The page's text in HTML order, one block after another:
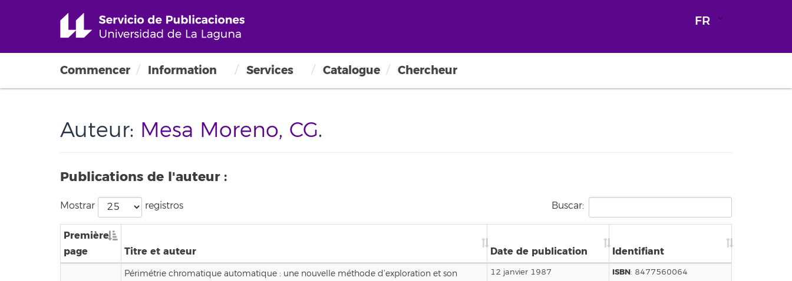
FR
Commencer Information Services Catalogue Chercheur
Auteur: Mesa Moreno, CG.
Publications de l'auteur :
Mostrar registros Buscar:
Première
page
Titre et auteur Date de publication Identifiant
Périmétrie chromatique automatique : une nouvelle méthode d’exploration et son
12 janvier 1987 ISBN: 8477560064